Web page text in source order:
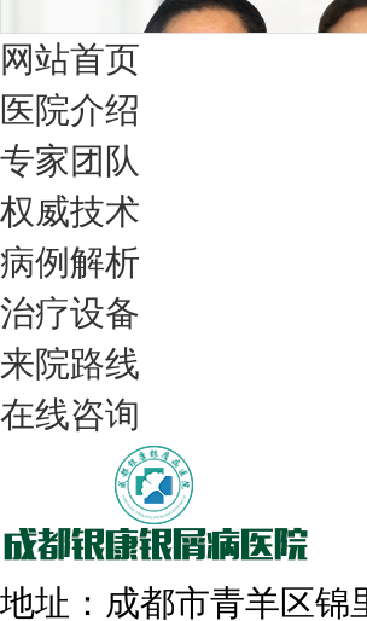
我们只治银屑病，我们在成都坐诊
308nm激光：银屑病治疗更高效
网站首页
医院介绍
专家团队
权威技术
病例解析
治疗设备
来院路线
在线咨询
地址：成都市青羊区锦